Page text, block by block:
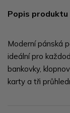
Popis produktu
Moderní pánská
ideální pro
bankovky,
karty a tři